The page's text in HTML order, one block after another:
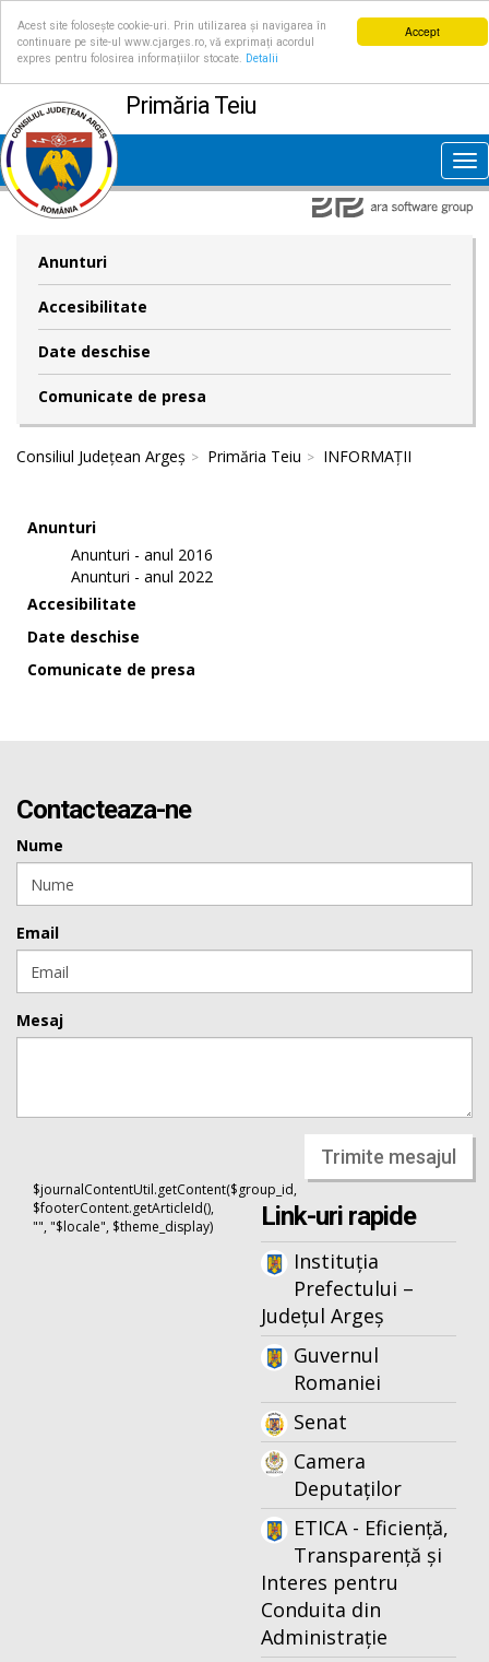
Accept
Acest site folosește cookie-uri. Prin utilizarea și navigarea în
continuare pe site-ul www.cjarges.ro, vă exprimați acordul
expres pentru folosirea informațiilor stocate.
Detalii
Primăria Teiu
Anunturi
Accesibilitate
Date deschise
Comunicate de presa
Consiliul Județean Argeș Primăria Teiu INFORMAȚII
Anunturi
Anunturi - anul 2016
Anunturi - anul 2022
Accesibilitate
Date deschise
Comunicate de presa
Contacteaza-ne
Nume
Email
Mesaj
Trimite mesajul
$journalContentUtil.getContent($group_id,
$footerContent.getArticleId(),
"", "$locale", $theme_display)
Link-uri rapide
Instituția
Prefectului –
Județul Argeș
Guvernul
Romaniei
Senat
Camera
Deputaților
ETICA - Eficiență,
Transparență și
Interes pentru
Conduita din
Administrație